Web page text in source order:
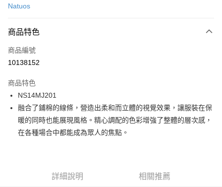
Apple Pay
街口支付
ATM付款
運送方式
一般全家取貨
每筆NT$100，滿NT$2,000(含以上)免運費
Natuos
商品特色
商品編號
10138152
商品特色
NS14MJ201
融合了鋪棉的線條，營造出柔和而立體的視覺效果，讓服裝在保
暖的同時也能展現風格。精心調配的色彩增強了整體的層次感，
在各種場合中都能成為眾人的焦點。
詳細說明 相關推薦